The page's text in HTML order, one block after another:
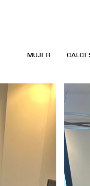
MUJER